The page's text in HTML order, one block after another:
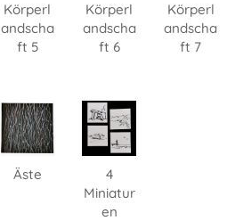
Körperl
andscha
ft 5
Körperl
andscha
ft 6
Körperl
andscha
ft 7
Äste
4
Miniatur
en